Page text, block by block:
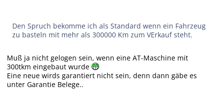
Den Spruch bekomme ich als Standard wenn ein Fahrzeug
zu basteln mit mehr als 300000 Km zum VErkauf steht.
Muß ja nicht gelogen sein, wenn eine AT-Maschine mit
300tkm eingebaut wurde
Eine neue wirds garantiert nicht sein, denn dann gäbe es
unter Garantie Belege..